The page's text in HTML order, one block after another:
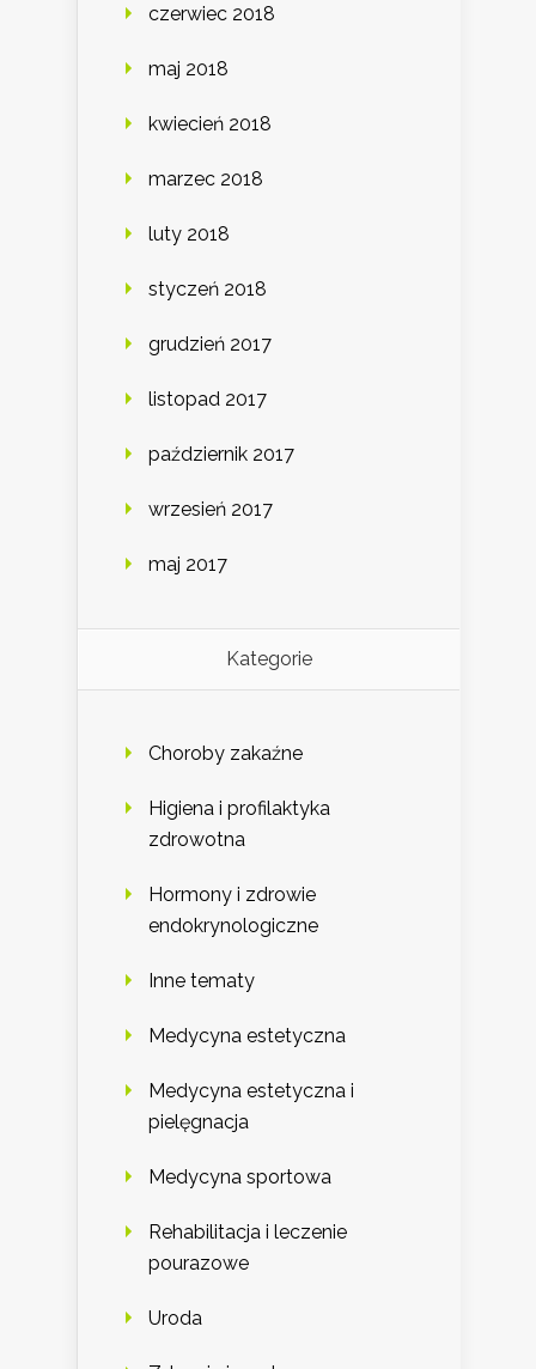
czerwiec 2018
maj 2018
kwiecień 2018
marzec 2018
luty 2018
styczeń 2018
grudzień 2017
listopad 2017
październik 2017
wrzesień 2017
maj 2017
Kategorie
Choroby zakaźne
Higiena i profilaktyka
zdrowotna
Hormony i zdrowie
endokrynologiczne
Inne tematy
Medycyna estetyczna
Medycyna estetyczna i
pielęgnacja
Medycyna sportowa
Rehabilitacja i leczenie
pourazowe
Uroda